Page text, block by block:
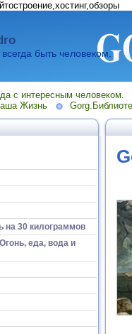
быть человеком.
с интересным человеком.
Жизнь
на 30 килограммов
еда, вода и